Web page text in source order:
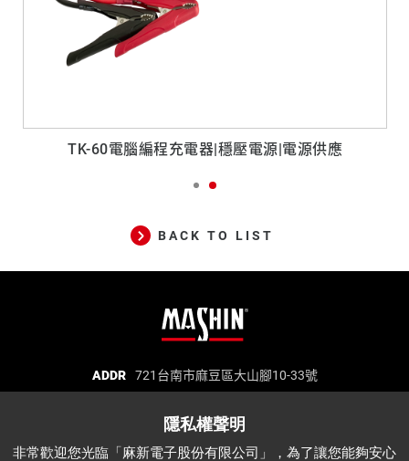
非常歡迎您光臨「麻新電子股份有限公司」，為了讓您能夠安心
TK-60電腦編程充電器|穩壓電源|電源供應
BACK TO LIST
子
ADDR
721台南市麻豆區大山腳10-33號
TEL
06-5702066 FAX
06-5702840
mashin@mashin.com.tw